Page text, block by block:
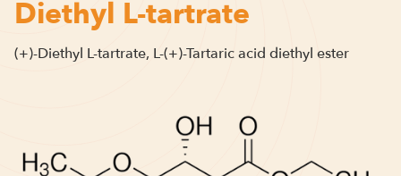
Diethyl L-tartrate
(+)-Diethyl L-tartrate, L-(+)-Tartaric acid diethyl ester